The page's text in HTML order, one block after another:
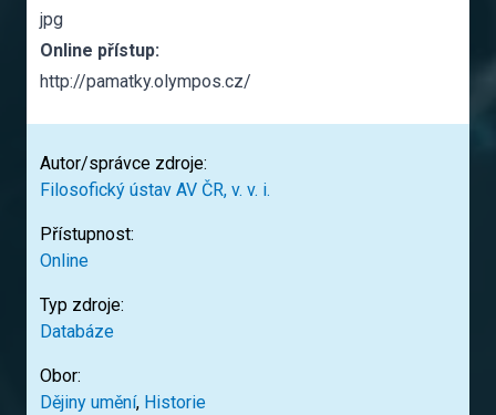
jpg
Online přístup:
http://pamatky.olympos.cz/
Autor/správce zdroje:
Filosofický ústav AV ČR, v. v. i.
Přístupnost:
Online
Typ zdroje:
Databáze
Obor:
Dějiny umění, Historie